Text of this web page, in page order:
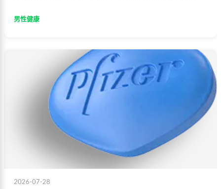
男性健康
2026-07-28